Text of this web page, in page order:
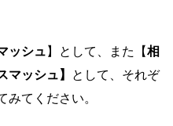
ッシュ 】として、また【相
マッシュ】
として、それぞ
みてください。